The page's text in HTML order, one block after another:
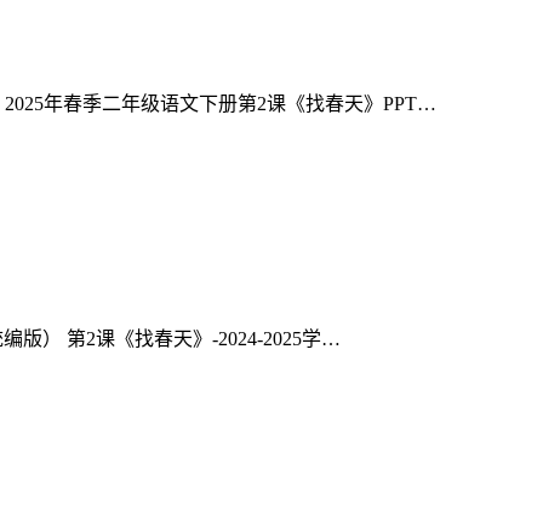
年春季二年级语文下册第2课《找春天》PPT…
版） 第2课《找春天》-2024-2025学…